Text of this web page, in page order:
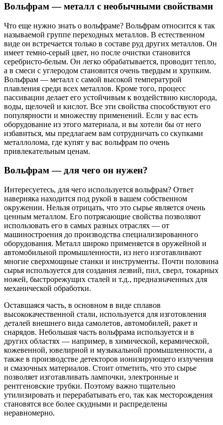
Вольфрам — металл с необычными свойствами
Что еще нужно знать о вольфраме? Вольфрам относится к так
называемой группе переходных металлов. В естественном
виде он встречается только в составе руд других металлов. Он
имеет темно-серый цвет, но после очистки становится
серебристо-белым. Он легко обрабатывается, проводит тепло,
а в смеси с углеродом становится очень твердым и хрупким.
Вольфрам — металл с самой высокой температурой
плавления среди всех металлов. Кроме того, процесс
пассивации делает его устойчивым к воздействию кислорода,
воды, щелочей и кислот. Все эти свойства способствуют его
популярности и множеству применений. Если у вас есть
оборудование из этого материала, и вы хотели бы от него
избавиться, мы предлагаем вам сотрудничать со скупками
металлолома, где купят у вас вольфрам по очень
привлекательным ценам.
Вольфрам — для чего он нужен?
Интересуетесь, для чего используется вольфрам? Ответ
наверняка находится под рукой в вашем собственном
окружении. Нельзя отрицать, что это сырье является очень
ценным металлом. Его потрясающие свойства позволяют
использовать его в самых разных отраслях — от
машиностроения до производства специализированного
оборудования. Металл широко применяется в оружейной и
автомобильной промышленности, из него изготавливают
многие сверхмощные станки и инструменты. Почти половина
сырья используется для создания лезвий, пил, сверл, токарных
ножей, быстрорежущих сталей и т.д., предназначенных для
механической обработки.
Оставшаяся часть, в основном в виде сплавов
высококачественной стали, используется для изготовления
деталей внешнего вида самолетов, автомобилей, ракет и
снарядов. Небольшая часть вольфрама используется и в
других областях — например, в химической, керамической,
кожевенной, ювелирной и музыкальной промышленности, а
также в производстве детекторов ионизирующего излучения
и смазочных материалов. Стоит отметить, что это сырье
позволяет изготавливать лампочки, электронные и
рентгеновские трубки. Поэтому важно тщательно
утилизировать и перерабатывать его, так как месторождения
становятся все более скудными и распределены
неравномерно.